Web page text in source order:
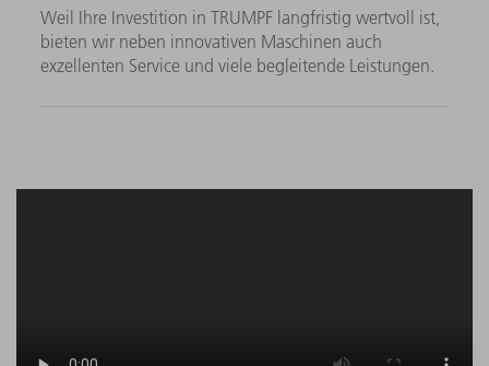
Weil Ihre Investition in TRUMPF langfristig wertvoll ist,
bieten wir neben innovativen Maschinen auch
exzellenten Service und viele begleitende Leistungen.